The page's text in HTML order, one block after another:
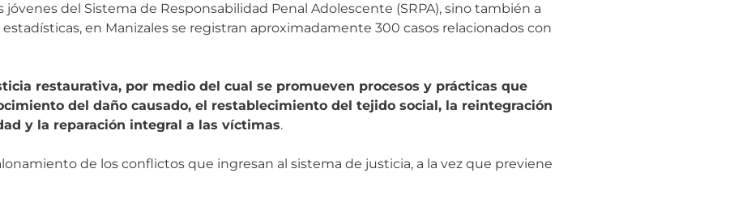
del Sistema de Responsabilidad Penal Adolescente (SRPA), sino también a
en Manizales se registran aproximadamente 300 casos relacionados con
restaurativa, por medio del cual se promueven procesos y prácticas que
del daño causado, el restablecimiento del tejido social, la reintegración
y la reparación integral a las víctimas.
de los conflictos que ingresan al sistema de justicia, a la vez que previene